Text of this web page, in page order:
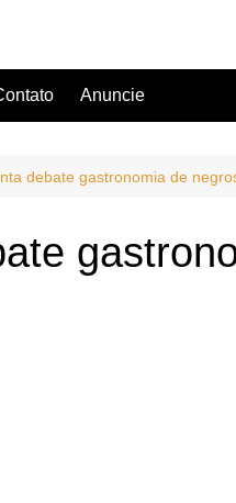
Anuncie
debate gastronomia de